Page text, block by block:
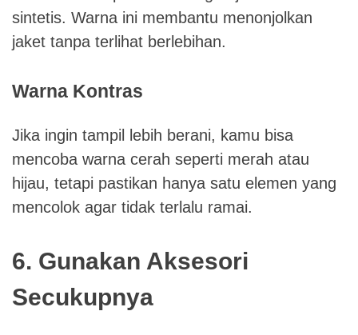
sintetis. Warna ini membantu menonjolkan
jaket tanpa terlihat berlebihan.
Warna Kontras
Jika ingin tampil lebih berani, kamu bisa
mencoba warna cerah seperti merah atau
hijau, tetapi pastikan hanya satu elemen yang
mencolok agar tidak terlalu ramai.
6. Gunakan Aksesori
Secukupnya